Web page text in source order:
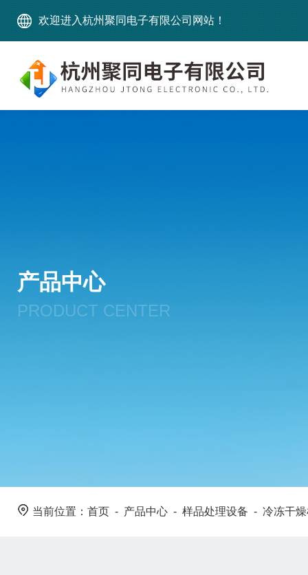
欢迎进入杭州聚同电子有限公司网站！
产品中心
PRODUCT CENTER
当前位置： 首页 - 产品中心 - 样品处理设备 - 冷冻干